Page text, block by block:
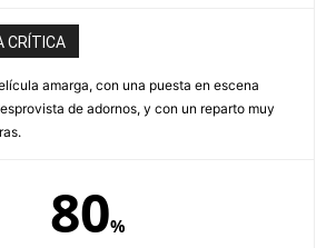
CRÍTICA
amarga, con una puesta en escena
de adornos, y con un reparto muy
80%